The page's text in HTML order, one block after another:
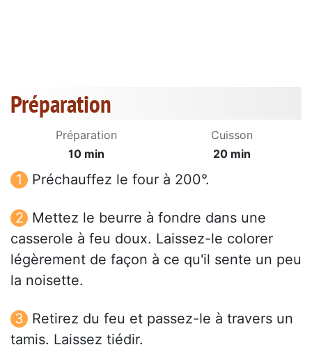
Préparation
Préparation
10 min
Cuisson
20 min
Préchauffez le four à 200°.
Mettez le beurre à fondre dans une
casserole à feu doux. Laissez-le colorer
légèrement de façon à ce qu'il sente un peu
la noisette.
Retirez du feu et passez-le à travers un
tamis. Laissez tiédir.